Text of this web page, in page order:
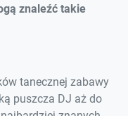
znaleźć takie
tanecznej zabawy
puszcza DJ aż do